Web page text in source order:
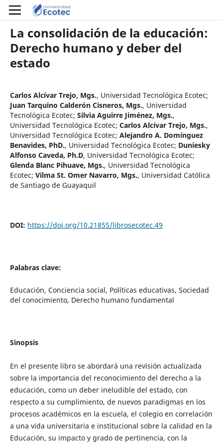
La consolidación de la educación:
Derecho humano y deber del
estado
Carlos Alcívar Trejo, Mgs., Universidad Tecnológica Ecotec;
Juan Tarquino Calderón Cisneros, Mgs., Universidad
Tecnológica Ecotec; Silvia Aguirre Jiménez, Mgs.,
Universidad Tecnológica Ecotec; Carlos Alcívar Trejo, Mgs.,
Universidad Tecnológica Ecotec; Alejandro A. Domínguez
Benavides, PhD., Universidad Tecnológica Ecotec; Duniesky
Alfonso Caveda, Ph.D, Universidad Tecnológica Ecotec;
Glenda Blanc Pihuave, Mgs., Universidad Tecnológica
Ecotec; Vilma St. Omer Navarro, Mgs., Universidad Católica
de Santiago de Guayaquil
DOI: https://doi.org/10.21855/librosecotec.49
Palabras clave:
Educación, Conciencia social, Políticas educativas, Sociedad
del conocimiento, Derecho humano fundamental
Sinopsis
En el presente libro se abordará una revisión actualizada
sobre la importancia del reconocimiento del derecho a la
educación, como un deber ineludible del estado, con
respecto a su cumplimiento, de nuevos paradigmas en los
procesos académicos en la escuela, el colegio en correlación
a una vida universitaria e institucional sobre la calidad en la
Educación, su impacto y grado de pertinencia, con la